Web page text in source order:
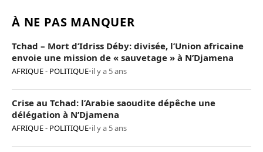
À NE PAS MANQUER
Tchad – Mort d’Idriss Déby: divisée, l’Union africaine
envoie une mission de « sauvetage » à N’Djamena
AFRIQUE - POLITIQUE•il y a 5 ans
Crise au Tchad: l’Arabie saoudite dépêche une
délégation à N’Djamena
AFRIQUE - POLITIQUE•il y a 5 ans